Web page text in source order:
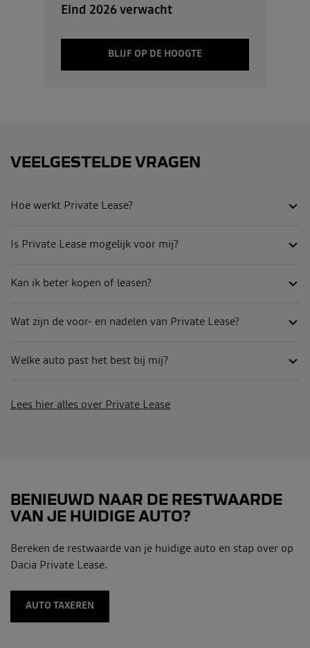
Eind 2026 verwacht
BLIJF OP DE HOOGTE
VEELGESTELDE VRAGEN
Hoe werkt Private Lease?
Is Private Lease mogelijk voor mij?
Kan ik beter kopen of leasen?
Wat zijn de voor- en nadelen van Private Lease?
Welke auto past het best bij mij?
Lees hier alles over Private Lease
BENIEUWD NAAR DE RESTWAARDE
VAN JE HUIDIGE AUTO?
Bereken de restwaarde van je huidige auto en stap over op
Dacia Private Lease.
AUTO TAXEREN